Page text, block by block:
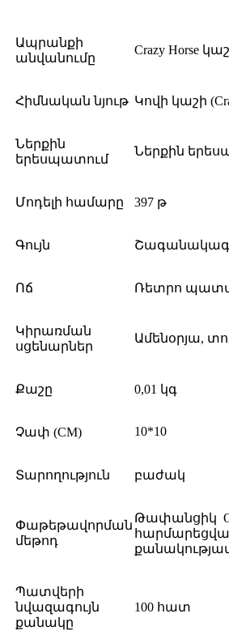
Ապրանքի
անվանումը
Crazy Horse
Հիմնական նյութ Կովի կաշի
Ներքին
երեսպատում
Ներքին
Մոդելի համարը 397 թ
Գույն
Ոճ Ռետրո
Կիրառման
սցենարներ
Ամենօրյա,
Քաշը 0,01 կգ
Չափ (CM) 10*10
Տարողություն բաժակ
Փաթեթավորման
մեթոդ
Թափանցիկ
Պատվերի
նվազագույն
քանակը
100 հատ